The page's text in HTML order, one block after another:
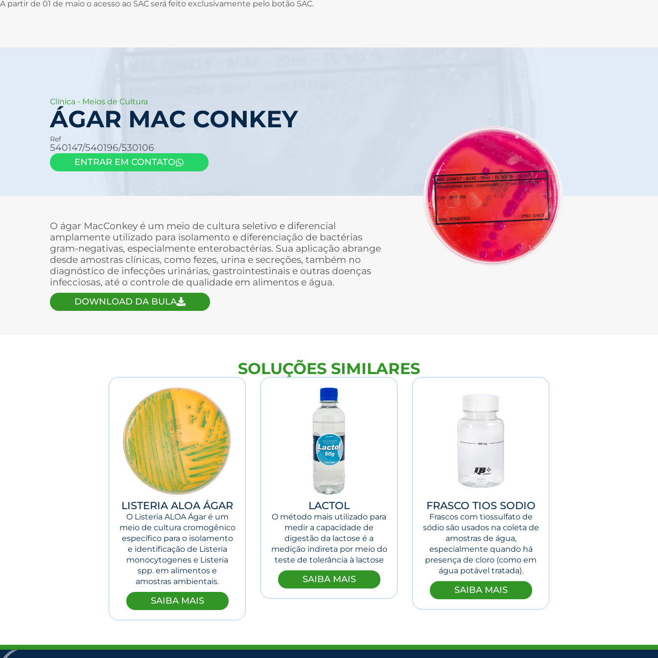
A partir de 01 de maio o acesso ao SAC será feito exclusivamente pelo botão SAC.
Clínica - Meios de Cultura
ÁGAR MAC CONKEY
Ref
540147/540196/530106
ENTRAR EM CONTATO
O ágar MacConkey é um meio de cultura seletivo e diferencial
amplamente utilizado para isolamento e diferenciação de bactérias
gram-negativas, especialmente enterobactérias. Sua aplicação abrange
desde amostras clínicas, como fezes, urina e secreções, também no
diagnóstico de infecções urinárias, gastrointestinais e outras doenças
infecciosas, até o controle de qualidade em alimentos e água.
DOWNLOAD DA BULA
SOLUÇÕES SIMILARES
LISTERIA ALOA ÁGAR
O Listeria ALOA Ágar é um
meio de cultura cromogênico
específico para o isolamento
e identificação de Listeria
monocytogenes e Listeria
spp. em alimentos e
amostras ambientais.
SAIBA MAIS
LACTOL
O método mais utilizado para
medir a capacidade de
digestão da lactose é a
medição indireta por meio do
teste de tolerância à lactose
SAIBA MAIS
FRASCO TIOS SODIO
Frascos com tiossulfato de
sódio são usados na coleta de
amostras de água,
especialmente quando há
presença de cloro (como em
água potável tratada).
SAIBA MAIS